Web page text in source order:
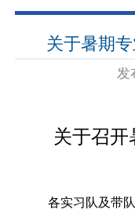
关于暑期
发
关于召
各实习队及带队